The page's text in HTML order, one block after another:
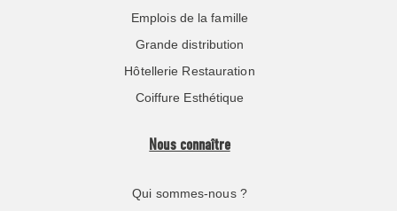
Emplois de la famille
Grande distribution
Hôtellerie Restauration
Coiffure Esthétique
Nous connaître
Qui sommes-nous ?